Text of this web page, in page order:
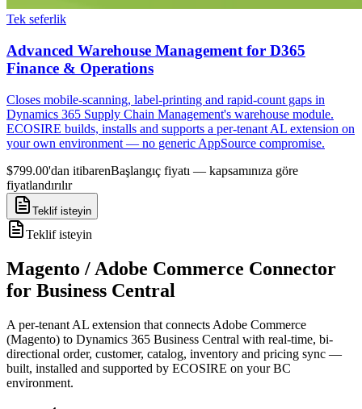
Tek seferlik
Advanced Warehouse Management for D365
Finance & Operations
Closes mobile-scanning, label-printing and rapid-count gaps in
Dynamics 365 Supply Chain Management's warehouse module.
ECOSIRE builds, installs and supports a per-tenant AL extension on
your own environment — no generic AppSource compromise.
$799.00'dan itibarenBaşlangıç fiyatı — kapsamınıza göre
fiyatlandırılır
Teklif isteyin
Teklif isteyin
Magento / Adobe Commerce Connector
for Business Central
A per-tenant AL extension that connects Adobe Commerce
(Magento) to Dynamics 365 Business Central with real-time, bi-
directional order, customer, catalog, inventory and pricing sync —
built, installed and supported by ECOSIRE on your BC
environment.